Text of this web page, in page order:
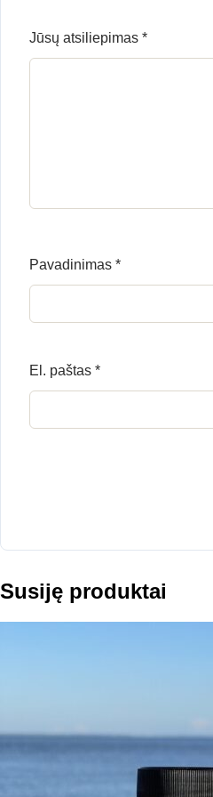
Jūsų atsiliepimas *
Pavadinimas *
El. paštas *
Susiję produktai